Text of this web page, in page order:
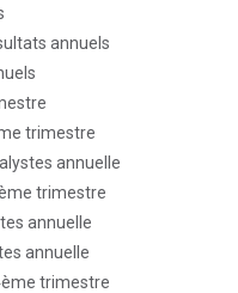
annuels
trimestre
annuelle
trimestre
annuelle
annuelle
trimestre